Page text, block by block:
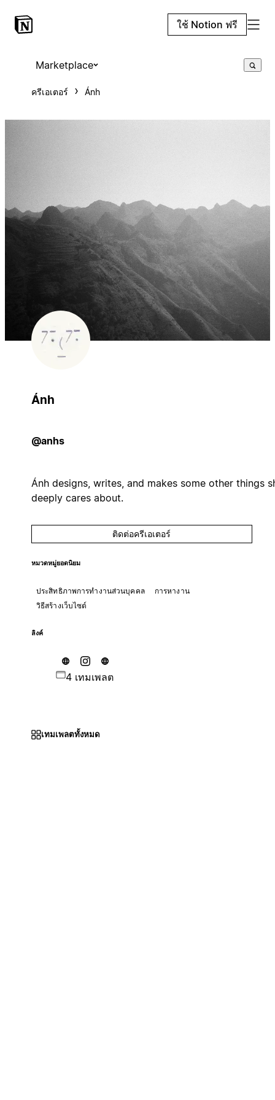
ใช้ Notion ฟรี
Marketplace
ครีเอเตอร์ Ánh
Ánh
@anhs
Ánh designs, writes, and makes some other things
deeply cares about.
ติดต่อครีเอเตอร์
หมวดหมู่ยอดนิยม
ประสิทธิภาพการทำงานส่วนบุคคล
การหางาน
วิธีสร้างเว็บไซต์
ลิงค์
4 เทมเพลต
เทมเพลตทั้งหมด